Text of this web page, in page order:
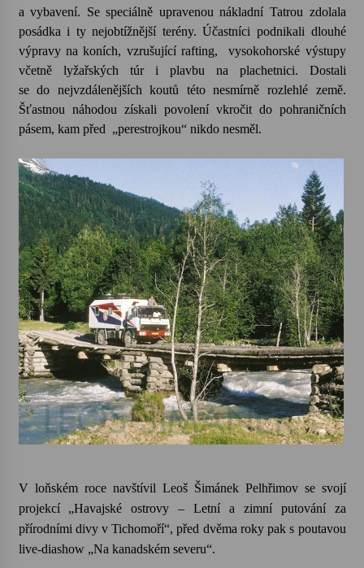
a vybavení. Se speciálně upravenou nákladní Tatrou zdolala
posádka i ty nejobtížnější terény. Účastníci podnikali dlouhé
výpravy na koních, vzrušující rafting, vysokohorské výstupy
včetně lyžařských túr i plavbu na plachetnici. Dostali
se do nejvzdálenějších koutů této nesmírně rozlehlé země.
Šťastnou náhodou získali povolení vkročit do pohraničních
pásem, kam před „perestrojkou“ nikdo nesměl.
V loňském roce navštívil Leoš Šimánek Pelhřimov se svojí
projekcí „Havajské ostrovy – Letní a zimní putování za
přírodními divy v Tichomoří“, před dvěma roky pak s poutavou
live-diashow „Na kanadském severu“.